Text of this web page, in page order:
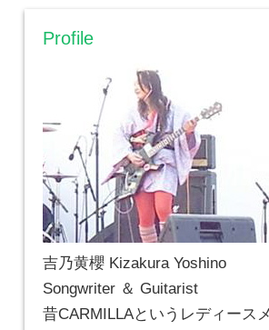
Profile
吉乃黄櫻 Kizakura Yoshino
Songwriter ＆ Guitarist
昔CARMILLAというレディース